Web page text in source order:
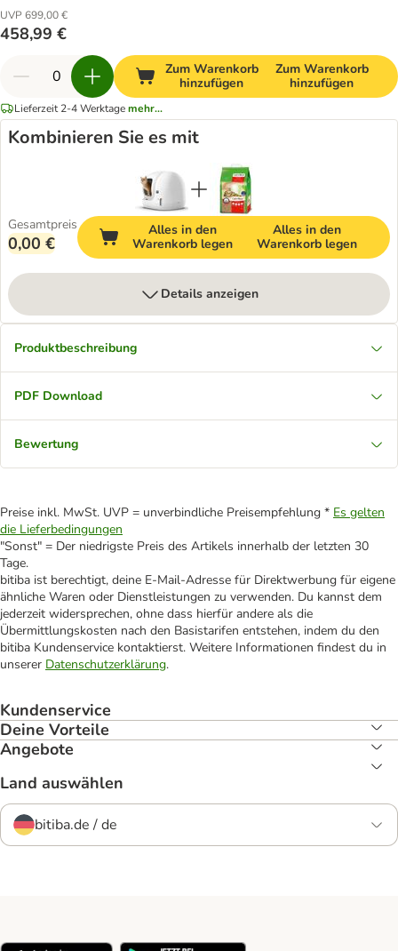
UVP 699,00 €
458,99 €
Zum Warenkorb
hinzufügen
Zum Warenkorb
hinzufügen
Lieferzeit 2-4 Werktagemehr...
Kombinieren Sie es mit
Gesamtpreis
0,00 €
Alles in den
Warenkorb legen
Alles in den
Warenkorb legen
Details anzeigen
Produktbeschreibung
PDF Download
Bewertung
Preise inkl. MwSt. UVP = unverbindliche Preisempfehlung * Es gelten
die Lieferbedingungen
"Sonst" = Der niedrigste Preis des Artikels innerhalb der letzten 30
Tage.
bitiba ist berechtigt, deine E-Mail-Adresse für Direktwerbung für eigene
ähnliche Waren oder Dienstleistungen zu verwenden. Du kannst dem
jederzeit widersprechen, ohne dass hierfür andere als die
Übermittlungskosten nach den Basistarifen entstehen, indem du den
bitiba Kundenservice kontaktierst. Weitere Informationen findest du in
unserer Datenschutzerklärung.
Kundenservice
Deine Vorteile
Angebote
Land auswählen
bitiba.de / de